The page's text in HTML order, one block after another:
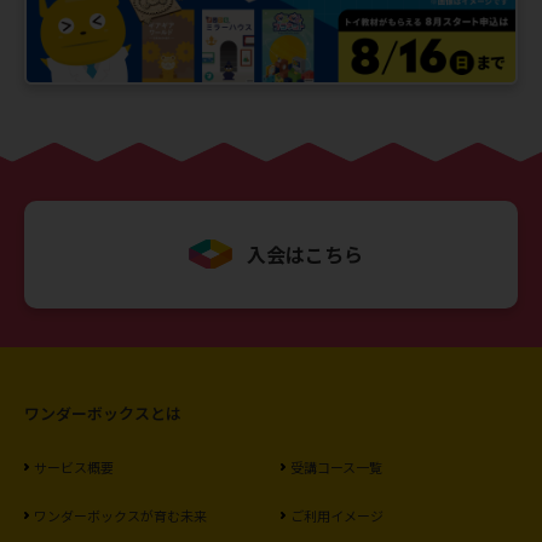
入会はこちら
ワンダーボックスとは
サービス概要 受講コース一覧
ワンダーボックスが育む未来 ご利用イメージ